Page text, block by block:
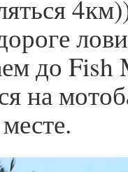
до Fish
на